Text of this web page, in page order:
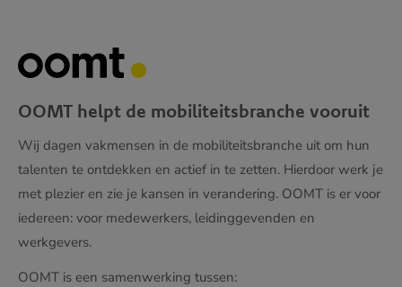
OOMT helpt de mobiliteitsbranche vooruit
Wij dagen vakmensen in de mobiliteitsbranche uit om hun
talenten te ontdekken en actief in te zetten. Hierdoor werk je
met plezier en zie je kansen in verandering. OOMT is er voor
iedereen: voor medewerkers, leidinggevenden en
werkgevers.
OOMT is een samenwerking tussen: